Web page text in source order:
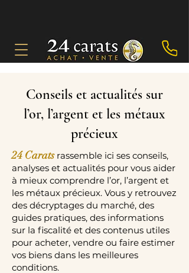
Conseils et actualités sur
l’or, l’argent et les métaux
précieux
24 Caratsrassemble ici ses conseils,
analyses et actualités pour vous aider
à mieux comprendre l’or, l’argent et
les métaux précieux. Vous y retrouvez
des décryptages du marché, des
guides pratiques, des informations
sur la fiscalité et des contenus utiles
pour acheter, vendre ou faire estimer
vos biens dans les meilleures
conditions.